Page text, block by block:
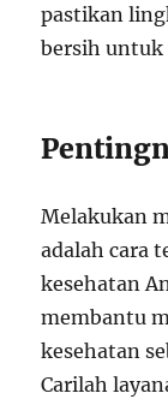
pastikan
bersih untuk
Melakukan
adalah cara
kesehatan
membantu
kesehatan
Carilah